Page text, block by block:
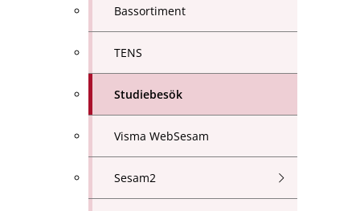
Bassortiment
TENS
Studiebesök
Visma WebSesam
Sesam2